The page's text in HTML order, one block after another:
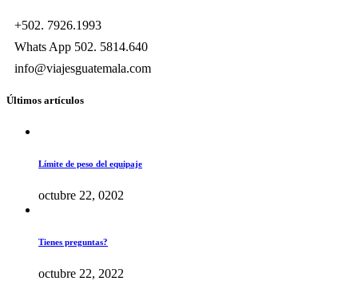
+502. 7926.1993
Whats App 502. 5814.640
info@viajesguatemala.com
Últimos artículos
Límite de peso del equipaje
octubre 22, 0202
Tienes preguntas?
octubre 22, 2022